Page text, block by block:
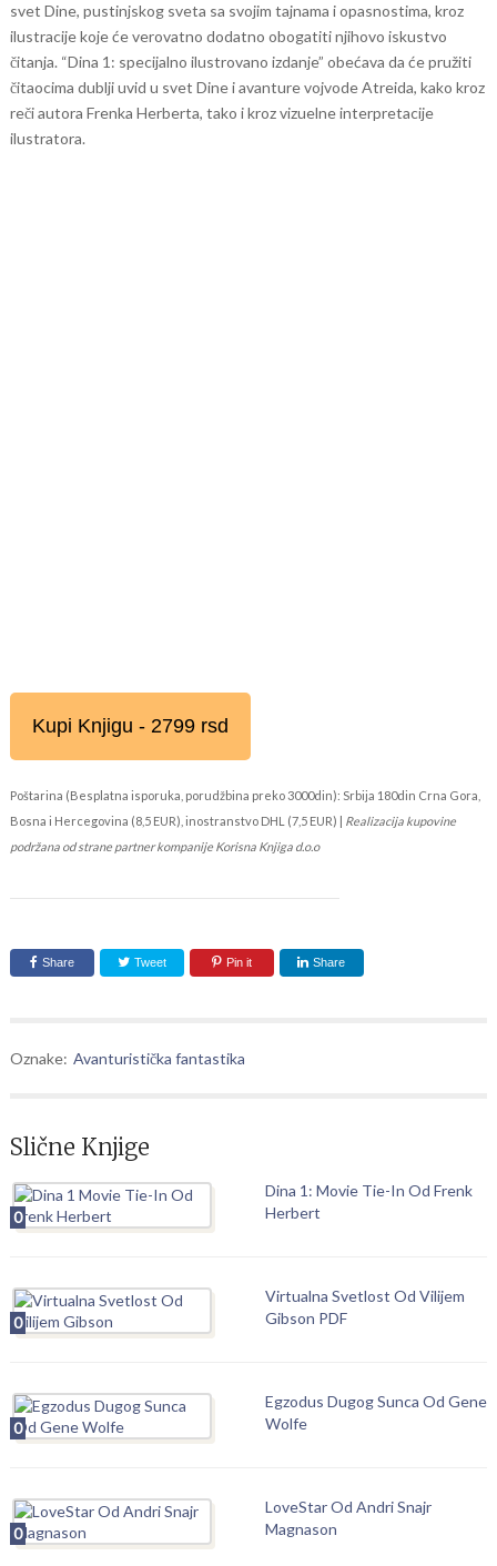
svet Dine, pustinjskog sveta sa svojim tajnama i opasnostima, kroz
ilustracije koje će verovatno dodatno obogatiti njihovo iskustvo
čitanja. “Dina 1: specijalno ilustrovano izdanje” obećava da će pružiti
čitaocima dublji uvid u svet Dine i avanture vojvode Atreida, kako kroz
reči autora Frenka Herberta, tako i kroz vizuelne interpretacije
ilustratora.
Kupi Knjigu - 2799 rsd
Poštarina (Besplatna isporuka, porudžbina preko 3000din): Srbija 180din Crna Gora,
Bosna i Hercegovina (8,5 EUR), inostranstvo DHL (7,5 EUR) | Realizacija kupovine
podržana od strane partner kompanije Korisna Knjiga d.o.o
Share Tweet Pin it Share
Oznake: Avanturistička fantastika
Slične Knjige
0
Dina 1: Movie Tie-In Od Frenk
Herbert
0
Virtualna Svetlost Od Vilijem
Gibson PDF
0
Egzodus Dugog Sunca Od Gene
Wolfe
0
LoveStar Od Andri Snajr
Magnason